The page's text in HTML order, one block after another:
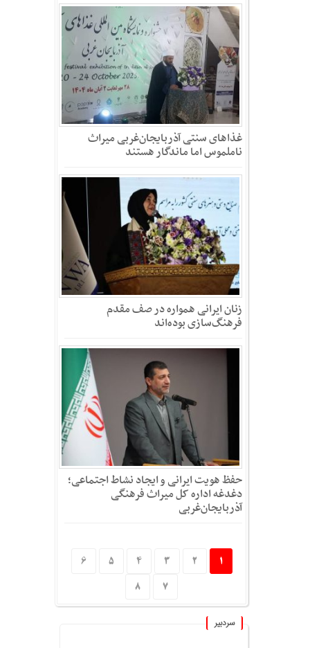
غذاهای سنتی آذربایجان‌غربی میراث
ناملموس اما ماندگار هستند
زنان ایرانی همواره در صف مقدم
فرهنگ‌سازی بوده‌اند
حفظ هویت ایرانی و ایجاد نشاط اجتماعی؛
دغدغه اداره کل میراث فرهنگی
آذربایجان‌غربی
1
2
3
4
5
6
7
8
سردبیر